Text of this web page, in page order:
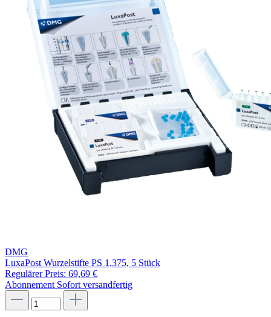
DMG
LuxaPost Wurzelstifte PS 1,375, 5 Stück
Regulärer Preis: 69,69 €
Abonnement Sofort versandfertig